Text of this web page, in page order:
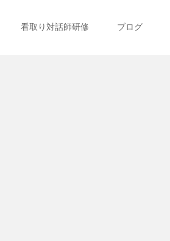
看取り対話師研修 ブログ